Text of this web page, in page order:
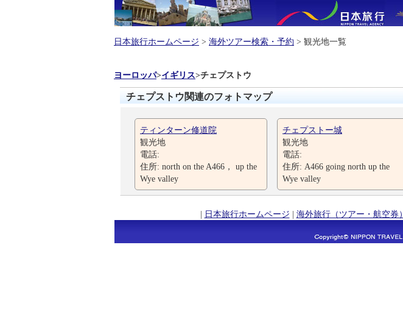
日本旅行ホームページ > 海外ツアー検索・予約 > 観光地一覧
ヨーロッパ>イギリス>チェプストウ
チェプストウ関連のフォトマップ
ティンターン修道院
観光地
電話:
住所: north on the A466， up the
Wye valley
チェプストー城
観光地
電話:
住所: A466 going north up the
Wye valley
| 日本旅行ホームページ | 海外旅行（ツアー・航空券）